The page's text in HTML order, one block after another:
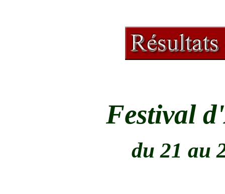
Festival
du 21 au